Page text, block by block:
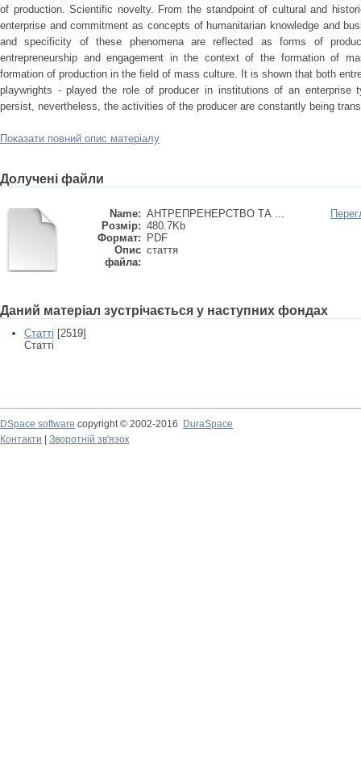
of production. Scientific novelty. From the standpoint of cultural and
enterprise and commitment as concepts of humanitarian knowledge and
and specificity of these phenomena are reflected as forms of
entrepreneurship and engagement in the context of the formation of
formation of production in the field of mass culture. It is shown that both
playwrights - played the role of producer in institutions of an enterprise
persist, nevertheless, the activities of the producer are constantly being
Показати повний опис матеріалу
Долучені файли
Name: АНТРЕПРЕНЕРСТВО ТА ...
Розмір: 480.7Kb
Формат:
PDF
Опис
файла:
стаття
Даний матеріал зустрічається у наступних фондах
Статті [2519]
Статті
DSpace software copyright © 2002-2016
DuraSpace
Контакти
Зворотній зв'язок